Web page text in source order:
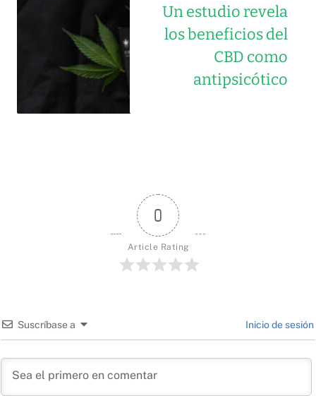
Un estudio revela
los beneficios del
CBD como
antipsicótico
0
Article Rating
Suscríbase a Inicio de sesión